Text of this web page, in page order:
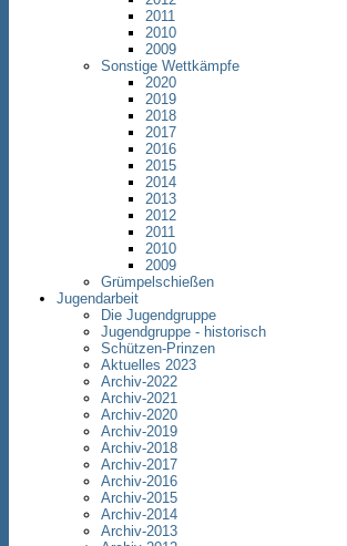
2011
2010
2009
Sonstige Wettkämpfe
2020
2019
2018
2017
2016
2015
2014
2013
2012
2011
2010
2009
Grümpelschießen
Jugendarbeit
Die Jugendgruppe
Jugendgruppe - historisch
Schützen-Prinzen
Aktuelles 2023
Archiv-2022
Archiv-2021
Archiv-2020
Archiv-2019
Archiv-2018
Archiv-2017
Archiv-2016
Archiv-2015
Archiv-2014
Archiv-2013